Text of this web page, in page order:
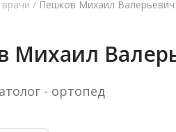
/ Пешков Михаил Валерьевич
Михаил
- ортопед